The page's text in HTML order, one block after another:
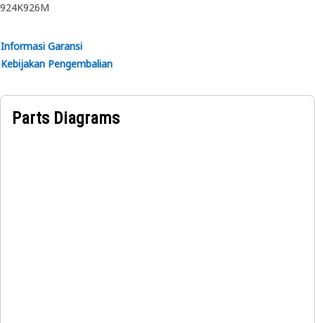
924K926M
Informasi Garansi
Kebijakan Pengembalian
Parts Diagrams